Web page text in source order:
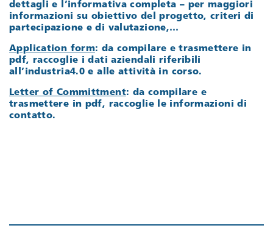
dettagli e l’informativa completa – per maggiori
informazioni su obiettivo del progetto, criteri di
partecipazione e di valutazione,…
Application form: da compilare e trasmettere in
pdf, raccoglie i dati aziendali riferibili
all’industria4.0 e alle attività in corso.
Letter of Committment: da compilare e
trasmettere in pdf, raccoglie le informazioni di
contatto.